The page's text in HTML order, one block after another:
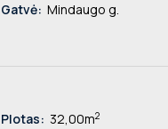
Gatvė: Mindaugo g.
Plotas: 32,00m2